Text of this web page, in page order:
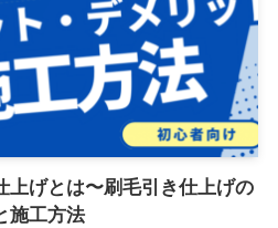
上げとは〜刷毛引き仕上げの
施工方法